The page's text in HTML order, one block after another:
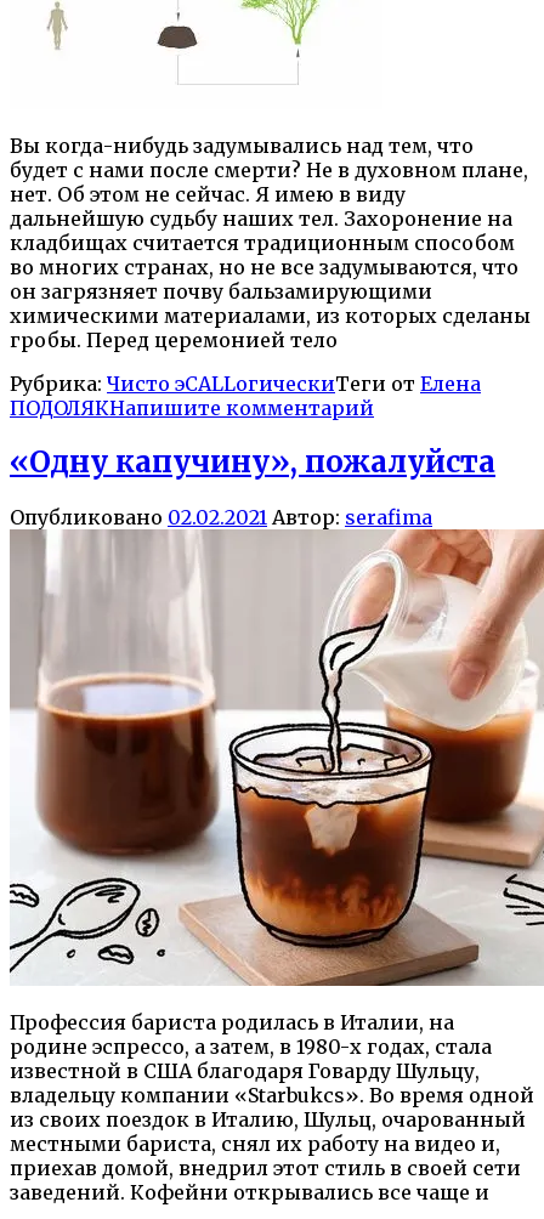
Вы когда-нибудь задумывались над тем, что
будет с нами после смерти? Не в духовном плане,
нет. Об этом не сейчас. Я имею в виду
дальнейшую судьбу наших тел. Захоронение на
кладбищах считается традиционным способом
во многих странах, но не все задумываются, что
он загрязняет почву бальзамирующими
химическими материалами, из которых сделаны
гробы. Перед церемонией тело
Рубрика: Чисто эCALLогическиТеги от Елена
ПОДОЛЯКНапишите комментарий
«Одну капучину», пожалуйста
Опубликовано 02.02.2021 Автор: serafima
Профессия бариста родилась в Италии, на
родине эспрессо, а затем, в 1980-х годах, стала
известной в США благодаря Говарду Шульцу,
владельцу компании «Starbukcs». Во время одной
из своих поездок в Италию, Шульц, очарованный
местными бариста, снял их работу на видео и,
приехав домой, внедрил этот стиль в своей сети
заведений. Кофейни открывались все чаще и